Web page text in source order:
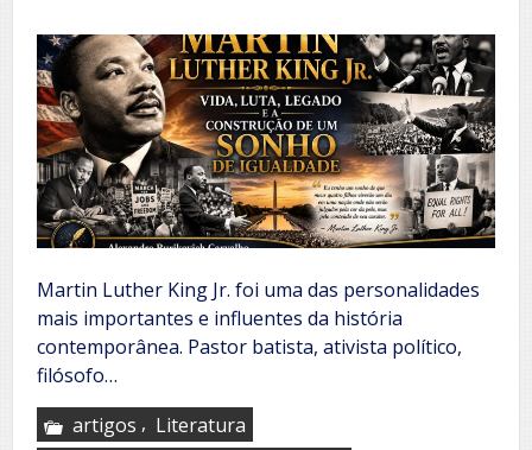
Martin Luther King Jr. foi uma das personalidades
mais importantes e influentes da história
contemporânea. Pastor batista, ativista político,
filósofo…
artigos , Literatura